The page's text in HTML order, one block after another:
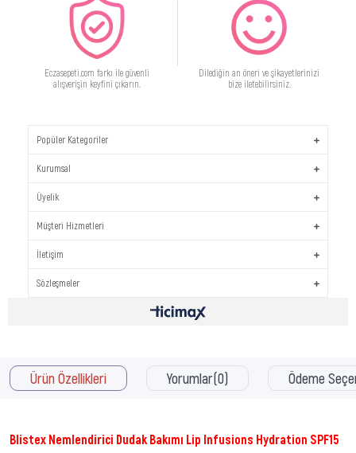
Eczasepeti.com farkı ile güvenli
alışverişin keyfini çıkarın.
Dilediğin an öneri ve şikayetlerinizi
bize iletebilirsiniz.
Popüler Kategoriler
Kurumsal
Üyelik
Müşteri Hizmetleri
İletişim
Sözleşmeler
Ürün Özellikleri Yorumlar(0) Ödeme
Blistex Nemlendirici Dudak Bakımı Lip Infusions Hydration SPF15